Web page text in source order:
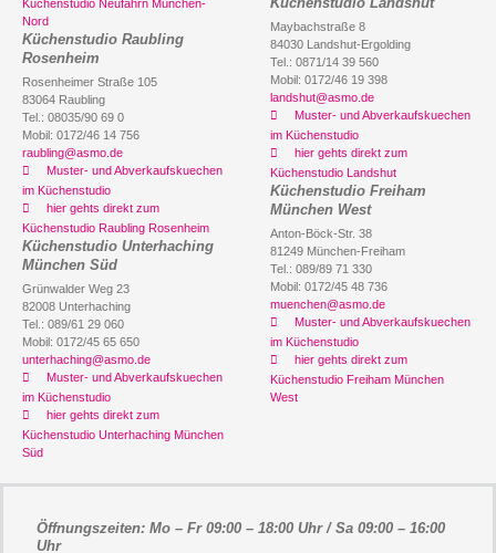
Küchenstudio Neufahrn München-
Nord
Küchenstudio Raubling
Rosenheim
Rosenheimer Straße 105
83064 Raubling
Tel.: 08035/90 69 0
Mobil: 0172/46 14 756
raubling@asmo.de
Muster- und Abverkaufskuechen
im Küchenstudio
hier gehts direkt zum
Küchenstudio Raubling Rosenheim
Küchenstudio Unterhaching
München Süd
Grünwalder Weg 23
82008 Unterhaching
Tel.: 089/61 29 060
Mobil: 0172/45 65 650
unterhaching@asmo.de
Muster- und Abverkaufskuechen
im Küchenstudio
hier gehts direkt zum
Küchenstudio Unterhaching München
Süd
Maybachstraße 8
84030 Landshut-Ergolding
Tel.: 0871/14 39 560
Mobil: 0172/46 19 398
landshut@asmo.de
Muster- und Abverkaufskuechen
im Küchenstudio
hier gehts direkt zum
Küchenstudio Landshut
Küchenstudio Freiham
München West
Anton-Böck-Str. 38
81249 München-Freiham
Tel.: 089/89 71 330
Mobil: 0172/45 48 736
muenchen@asmo.de
Muster- und Abverkaufskuechen
im Küchenstudio
hier gehts direkt zum
Küchenstudio Freiham München
West
Öffnungszeiten: Mo – Fr 09:00 – 18:00 Uhr / Sa 09:00 – 16:00
Uhr